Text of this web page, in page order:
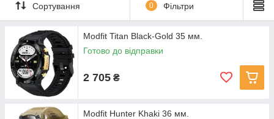
Сортування 0 Фільтри
Modfit Titan Black-Gold 35 мм.
Готово до відправки
2 705 ₴
Modfit Hunter Khaki 36 мм.